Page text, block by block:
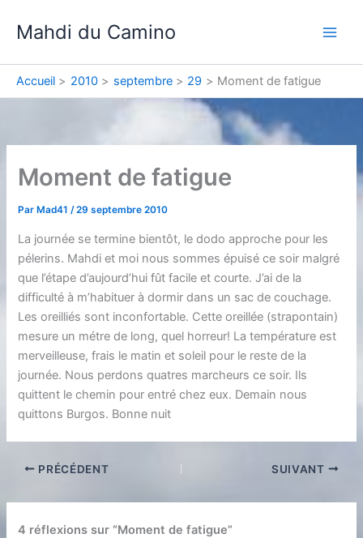
Mahdi du Camino
Accueil 2010 septembre 29 Moment de fatigue
Moment de fatigue
Par Mad41/29 septembre 2010
La journée se termine bientôt, le dodo approche pour les
pélerins. Mahdi et moi nous sommes épuisé ce soir malgré
que l’étape d’aujourd’hui fût facile et courte. J’ai de la
difficulté à m’habituer à dormir dans un sac de couchage.
Les oreilliés sont inconfortable. Cette oreillée (strapontain)
mesure un métre de long, quel horreur! La température est
merveilleuse, frais le matin et soleil pour le reste de la
journée. Nous perdons quatres marcheurs ce soir. Ils
quittent le chemin pour entré chez eux. Demain nous
quittons Burgos. Bonne nuit
PRÉCÉDENT SUIVANT
4 réflexions sur “Moment de fatigue”